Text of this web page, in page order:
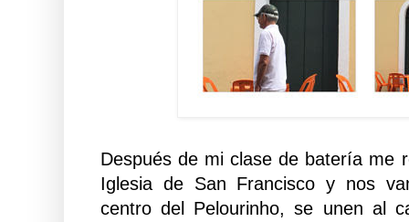
Después de mi clase de batería me
Iglesia de San Francisco y nos
centro del Pelourinho, se unen al